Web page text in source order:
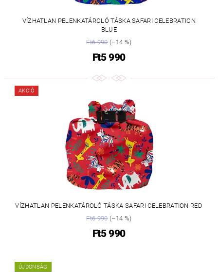
VÍZHATLAN PELENKATÁROLÓ TÁSKA SAFARI CELEBRATION
BLUE
Ft6 990(–14 %)
Ft5 990
AKCIÓ
VÍZHATLAN PELENKATÁROLÓ TÁSKA SAFARI CELEBRATION RED
Ft6 990(–14 %)
Ft5 990
ÚJDONSÁG